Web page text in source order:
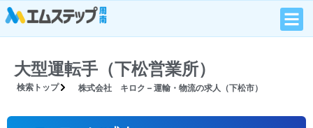
大型運転手（下松営業所）
検索トップ 株式会社 キロク – 運輸・物流の求人（下松市）